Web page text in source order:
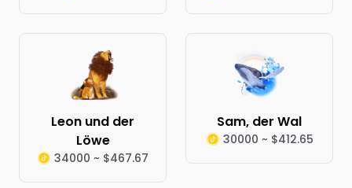
Leon und der
Löwe
34000 ~ $467.67
Sam, der Wal
30000 ~ $412.65